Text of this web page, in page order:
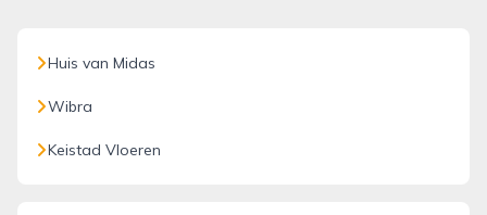
Huis van Midas
Wibra
Keistad Vloeren